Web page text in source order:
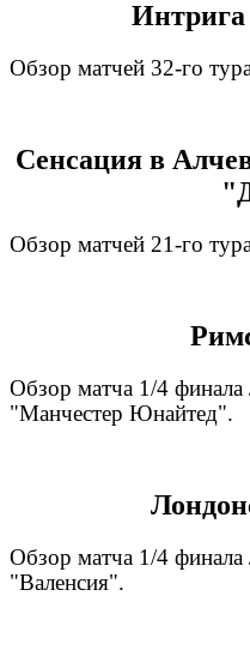
Интрига
Обзор матчей 32-го
Сенсация в
Обзор матчей 21-го
Обзор матча 1/4
"Манчестер Юнайтед".
Обзор матча 1/4
"Валенсия".